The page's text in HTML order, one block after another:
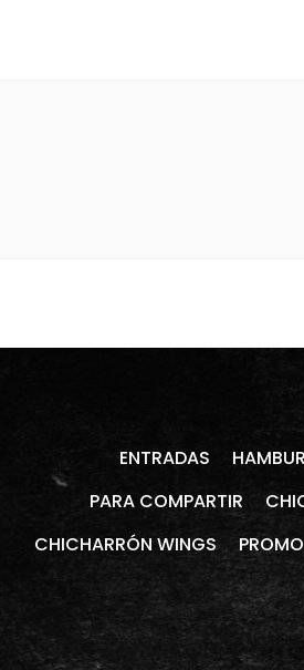
ENTRADAS
PARA COMPARTIR
CHICHARRÓN WINGS